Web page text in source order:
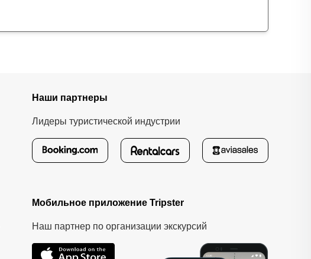
Наши партнеры
Лидеры туристической индустрии
Мобильное приложение Tripster
Наш партнер по организации экскурсий